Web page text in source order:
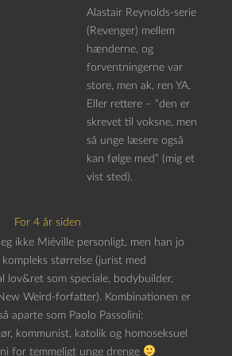
Alastair Reynolds-serie
(Revenger) mellem
hænderne, og
forventningerne var
store, men ak, ren YA.
Eller rettere – “den er
skrevet til voksne, men
så unge læsere også
kan følge med” (mig et
vist sted).
For 4 år siden
ikke Miéville personligt, men han jo
størrelse (jurist med
lov&ret som speciale, bodybuilder,
Weird-forfatter). Kombinationen er
aparte som Paolo Passolini:
kommunist, katolik og homoseksuel
for temmeligt unge drenge